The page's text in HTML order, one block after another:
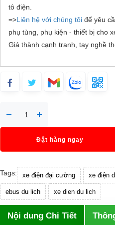
tô điện.
=>Liên hệ với chúng tôi để yêu
phụ tùng, phụ kiện - thiết bị cho
Giá thành cạnh tranh, tay nghề
Đặt hàng ngay
Tags: xe điện đại cường xe điện
ebus du lich xe dien du lich
Nội dung Chi Tiết